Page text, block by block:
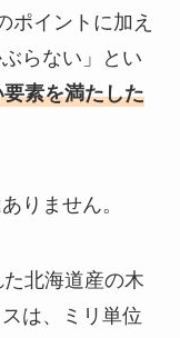
ポイントに加え
らない」とい
素を満たした
りません。
北海道産の木
は、ミリ単位